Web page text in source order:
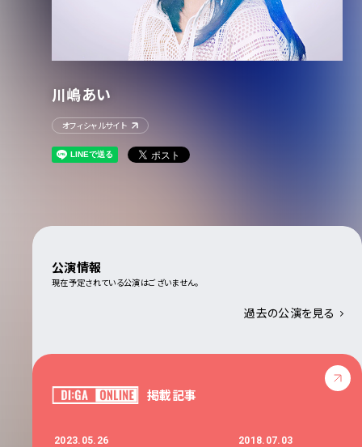
川嶋あい
オフィシャルサイト
公演情報
現在予定されている公演はございません。
過去の公演を見る
掲載記事
2023.05.26 2018.07.03